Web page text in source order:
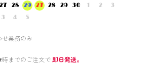
27 28
29
3 4 5
27
28 29 30 1 2 3
せ業務のみ
までのご注文で 即日発送。